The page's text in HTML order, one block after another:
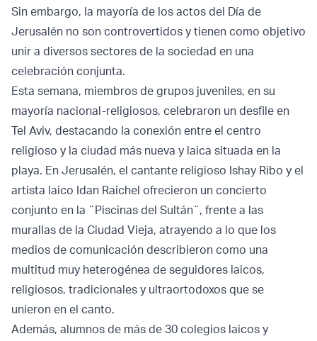
Sin embargo, la mayoría de los actos del Día de
Jerusalén no son controvertidos y tienen como objetivo
unir a diversos sectores de la sociedad en una
celebración conjunta.
Esta semana, miembros de grupos juveniles, en su
mayoría nacional-religiosos, celebraron un desfile en
Tel Aviv, destacando la conexión entre el centro
religioso y la ciudad más nueva y laica situada en la
playa. En Jerusalén, el cantante religioso Ishay Ribo y el
artista laico Idan Raichel ofrecieron un concierto
conjunto en la ¨Piscinas del Sultán¨, frente a las
murallas de la Ciudad Vieja, atrayendo a lo que los
medios de comunicación describieron como una
multitud muy heterogénea de seguidores laicos,
religiosos, tradicionales y ultraortodoxos que se
unieron en el canto.
Además, alumnos de más de 30 colegios laicos y